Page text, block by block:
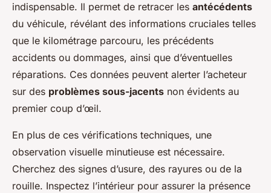
indispensable. Il permet de retracer les antécédents
du véhicule, révélant des informations cruciales telles
que le kilométrage parcouru, les précédents
accidents ou dommages, ainsi que d’éventuelles
réparations. Ces données peuvent alerter l’acheteur
sur des problèmes sous-jacents non évidents au
premier coup d’œil.
En plus de ces vérifications techniques, une
observation visuelle minutieuse est nécessaire.
Cherchez des signes d’usure, des rayures ou de la
rouille. Inspectez l’intérieur pour assurer la présence